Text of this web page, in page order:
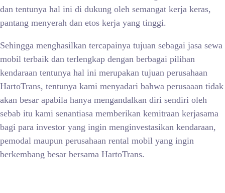
dan tentunya hal ini di dukung oleh semangat kerja keras,
pantang menyerah dan etos kerja yang tinggi.
Sehingga menghasilkan tercapainya tujuan sebagai jasa sewa
mobil terbaik dan terlengkap dengan berbagai pilihan
kendaraan tentunya hal ini merupakan tujuan perusahaan
HartoTrans, tentunya kami menyadari bahwa perusaaan tidak
akan besar apabila hanya mengandalkan diri sendiri oleh
sebab itu kami senantiasa memberikan kemitraan kerjasama
bagi para investor yang ingin menginvestasikan kendaraan,
pemodal maupun perusahaan rental mobil yang ingin
berkembang besar bersama HartoTrans.